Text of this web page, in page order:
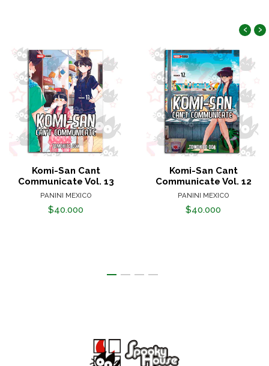
Komi-San Cant
Communicate Vol. 13
PANINI MEXICO
$40.000
Komi-San Cant
Communicate Vol. 12
PANINI MEXICO
$40.000
‹ ›